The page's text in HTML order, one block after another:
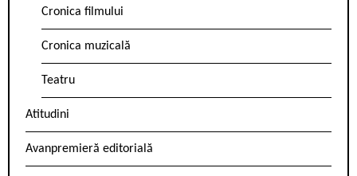
Cronica filmului
Cronica muzicală
Teatru
Atitudini
Avanpremieră editorială